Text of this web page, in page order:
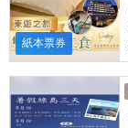
紙本票券